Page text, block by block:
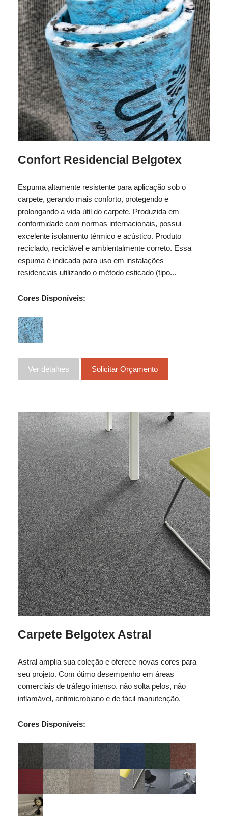
Confort Residencial Belgotex
Espuma altamente resistente para aplicação sob o
carpete, gerando mais conforto, protegendo e
prolongando a vida útil do carpete. Produzida em
conformidade com normas internacionais, possui
excelente isolamento térmico e acústico. Produto
reciclado, reciclável e ambientalmente correto. Essa
espuma é indicada para uso em instalações
residenciais utilizando o método esticado (tipo...
Cores Disponíveis:
Ver detalhes Solicitar Orçamento
Carpete Belgotex Astral
Astral amplia sua coleção e oferece novas cores para
seu projeto. Com ótimo desempenho em áreas
comerciais de tráfego intenso, não solta pelos, não
inflamável, antimicrobiano e de fácil manutenção.
Cores Disponíveis: